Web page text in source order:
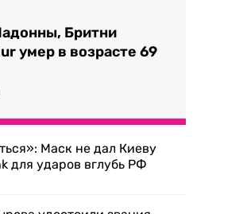
Бритни
умер в возрасте 69
Маск не дал Киеву
для ударов вглубь РФ